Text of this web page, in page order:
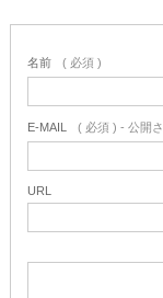
名前 ( 必須 )
E-MAIL ( 必須 ) - 公開
URL